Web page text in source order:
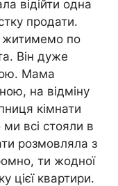
відійти одна
продати.
житимемо по
Він дуже
Мама
на відміну
кімнати
всі стояли в
розмовляла з
ти жодної
цієї квартири.